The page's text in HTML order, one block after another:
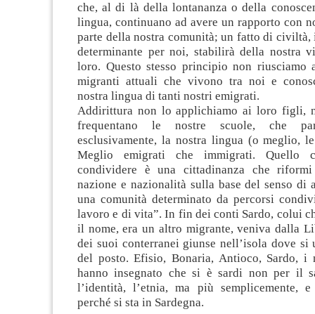
che, al di là della lontananza o della
lingua, continuano ad avere un rapporto con
parte della nostra comunità; un fatto di
determinante per noi, stabilirà della nostra
loro. Questo stesso principio non riusciamo
migranti attuali che vivono tra noi e
nostra lingua di tanti nostri emigrati.
Addirittura non lo applichiamo ai loro figli,
frequentano le nostre scuole, che
esclusivamente, la nostra lingua (o meglio,
Meglio emigrati che immigrati.
condividere è una cittadinanza che
nazione e nazionalità sulla base del senso di
una comunità determinato da percorsi
lavoro e di vita”. In fin dei conti Sardo, colui
il nome, era un altro migrante, veniva dalla
dei suoi conterranei giunse nell’isola dove
del posto. Efisio, Bonaria, Antioco, Sardo, i
hanno insegnato che si è sardi non per il
l’identità, l’etnia, ma più semplicemente, e
perché si sta in Sardegna.